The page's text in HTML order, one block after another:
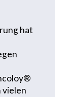
hat
vielen